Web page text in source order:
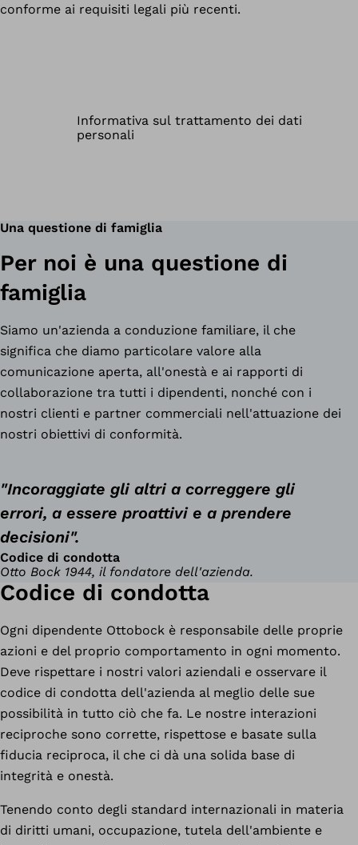
conforme ai requisiti legali più recenti.
Una questione di famiglia
Per noi è una questione di
famiglia
Siamo un'azienda a conduzione familiare, il che
significa che diamo particolare valore alla
comunicazione aperta, all'onestà e ai rapporti di
collaborazione tra tutti i dipendenti, nonché con i
nostri clienti e partner commerciali nell'attuazione dei
nostri obiettivi di conformità.
"Incoraggiate gli altri a correggere gli
errori, a essere proattivi e a prendere
decisioni".
Otto Bock 1944, il fondatore dell'azienda.
Codice di condotta
Codice di condotta
Ogni dipendente Ottobock è responsabile delle proprie
azioni e del proprio comportamento in ogni momento.
Deve rispettare i nostri valori aziendali e osservare il
codice di condotta dell'azienda al meglio delle sue
possibilità in tutto ciò che fa. Le nostre interazioni
reciproche sono corrette, rispettose e basate sulla
fiducia reciproca, il che ci dà una solida base di
integrità e onestà.
Tenendo conto degli standard internazionali in materia
di diritti umani, occupazione, tutela dell'ambiente e